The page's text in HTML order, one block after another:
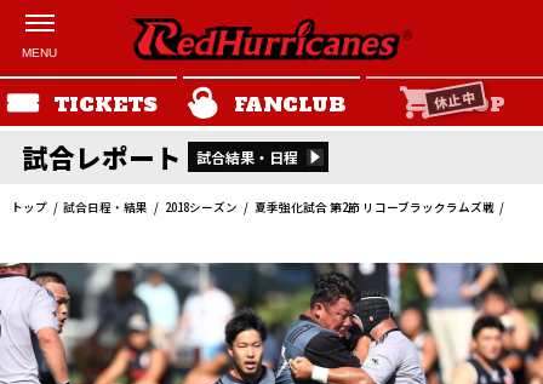
TICKETS FANCLUB SHOP
休止中
試合レポート 試合結果・日程
トップ 試合日程・結果 2018シーズン 夏季強化試合 第2節 リコーブラックラムズ戦